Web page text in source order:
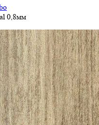
0,8мм